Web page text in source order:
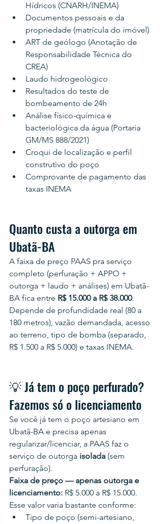
Hídricos (CNARH/INEMA)
Documentos pessoais e da
propriedade (matrícula do imóvel)
ART de geólogo (Anotação de
Responsabilidade Técnica do
CREA)
Laudo hidrogeológico
Resultados do teste de
bombeamento de 24h
Análise físico-química e
bacteriológica da água (Portaria
GM/MS 888/2021)
Croqui de localização e perfil
construtivo do poço
Comprovante de pagamento das
taxas INEMA
Quanto custa a outorga em
Ubatã-BA
A faixa de preço PAAS pra serviço
completo (perfuração + APPO +
outorga + laudo + análises) em Ubatã-
BA fica entre R$ 15.000 a R$ 38.000.
Depende de profundidade real (80 a
180 metros), vazão demandada, acesso
ao terreno, tipo de bomba (separado,
R$ 1.500 a R$ 5.000) e taxas INEMA.
💡 Já tem o poço perfurado?
Fazemos só o licenciamento
Se você já tem o poço artesiano em
Ubatã-BA e precisa apenas
regularizar/licenciar, a PAAS faz o
serviço de outorga isolada (sem
perfuração).
Faixa de preço — apenas outorga e
licenciamento: R$ 5.000 a R$ 15.000.
Esse valor varia bastante conforme:
Tipo de poço (semi-artesiano,